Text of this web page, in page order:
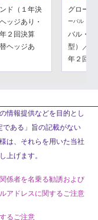
ド（１年決
ッジあり・
２回決算
ヘッジあ
グロー
ーバル・フ
バル・フ
型）／（
年２回決
情報提供などを目的とし
ある」旨の記載がない
は、それらを用いた当社
上げます。
係者を名乗る勧誘および
アドレスに関するご注意
るご注意